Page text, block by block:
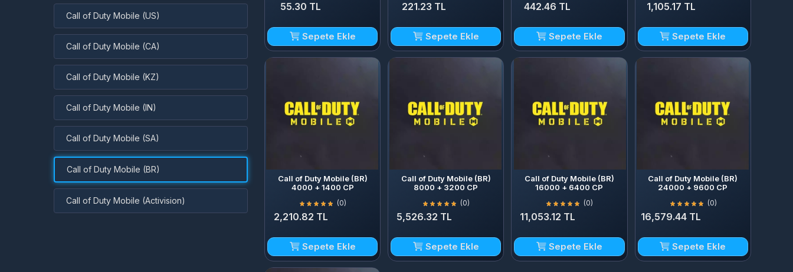
Call of Duty Mobile (US)
Call of Duty Mobile (CA)
Call of Duty Mobile (KZ)
Call of Duty Mobile (IN)
Call of Duty Mobile (SA)
Call of Duty Mobile (BR)
Call of Duty Mobile (Activision)
55.30 TL
Sepete Ekle
221.23 TL
Sepete Ekle
442.46 TL
Sepete Ekle
1,105.17 TL
Sepete Ekle
Call of Duty Mobile (BR)
4000 + 1400 CP
(0)
2,210.82 TL
Sepete Ekle
Call of Duty Mobile (BR)
8000 + 3200 CP
(0)
5,526.32 TL
Sepete Ekle
Call of Duty Mobile (BR)
16000 + 6400 CP
(0)
11,053.12 TL
Sepete Ekle
Call of Duty Mobile (BR)
24000 + 9600 CP
(0)
16,579.44 TL
Sepete Ekle